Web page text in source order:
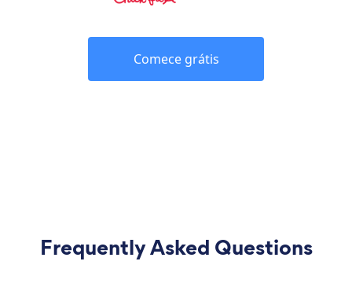
Comece grátis
Frequently Asked Questions